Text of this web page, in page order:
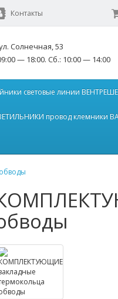
Контакты
Солнечная, 53
— 18:00. Сб.: 10:00 — 14:00
световые линии
провод клемники